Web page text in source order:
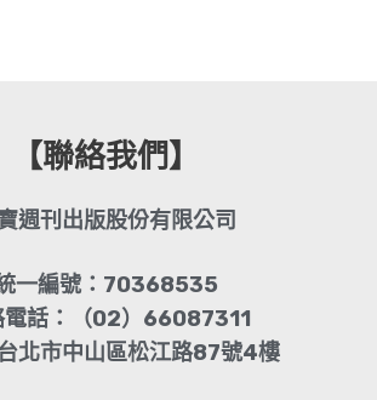
【聯絡我們】
週刊出版股份有限公司
一編號：70368535
電話：（02）66087311
北市中山區松江路87號4樓